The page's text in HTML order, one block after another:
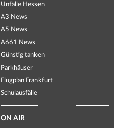
Unfälle Hessen
A3 News
A5 News
A661 News
Günstig tanken
Parkhäuser
Flugplan Frankfurt
Schulausfälle
ON AIR